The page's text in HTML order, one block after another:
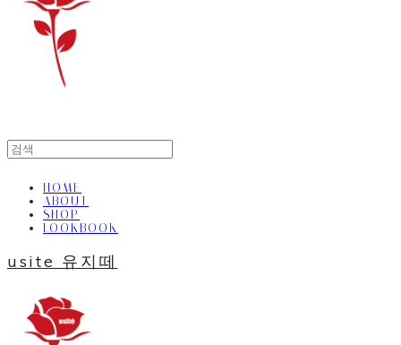
HOME
ABOUT
SHOP
LOOKBOOK
usite 유지떼